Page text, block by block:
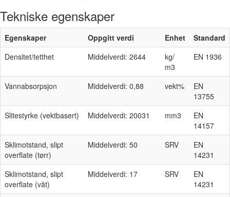
Tekniske egenskaper
Egenskaper Oppgitt verdi Enhet
Standard
Densitet/tetthet
Middelverdi: 2644
kg/
m3
EN 1936
Vannabsorpsjon Middelverdi: 0,88 vekt%
EN
13755
Slitestyrke (vektbasert)
Middelverdi: 20031 mm3
EN
14157
Sklimotstand, slipt
overflate (tørr)
Middelverdi: 50 SRV
EN
14231
Sklimotstand, slipt
overflate (våt)
Middelverdi: 17 SRV
EN
14231